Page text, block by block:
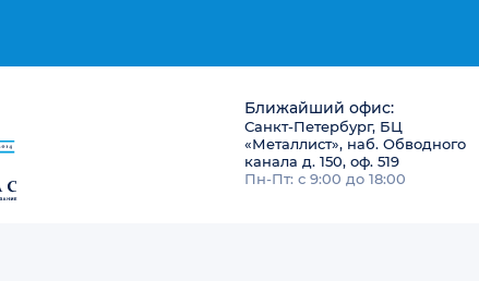
Ближайший офис:
Санкт-Петербург, БЦ
«Металлист», наб. Обводного
канала д. 150, оф. 519
Пн-Пт: с 9:00 до 18:00